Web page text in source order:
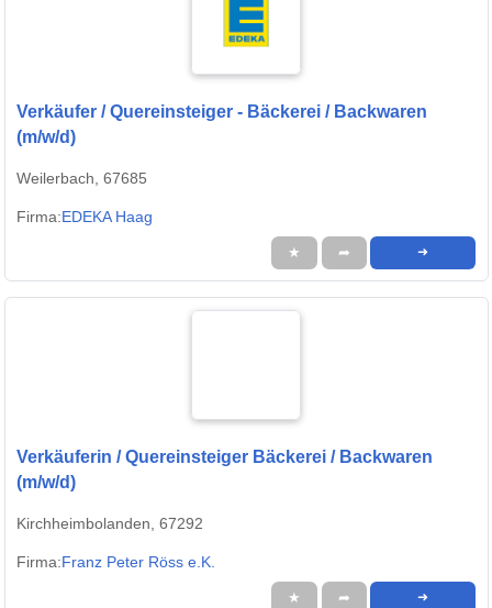
Verkäufer / Quereinsteiger - Bäckerei / Backwaren
(m/w/d)
Weilerbach, 67685
Firma:EDEKA Haag
★ ➦ ➜
Verkäuferin / Quereinsteiger Bäckerei / Backwaren
(m/w/d)
Kirchheimbolanden, 67292
Firma:Franz Peter Röss e.K.
★ ➦ ➜